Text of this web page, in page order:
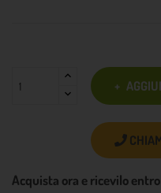
Acquista ora e ricevilo